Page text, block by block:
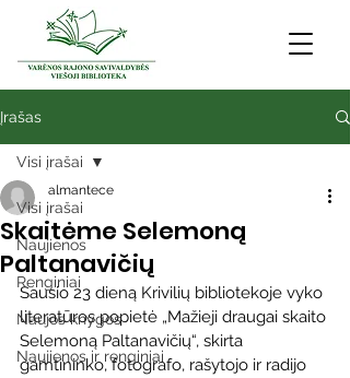
Įrašas
Visi įrašai
Naujienos
Renginiai
Naujos knygos
Naujienos ir renginiai
Visi įrašai
Skaitėme Selemoną
Paltanavičių
almantece
Sausio 23 dieną Krivilių bibliotekoje vyko
literatūros popietė „Mažieji draugai skaito
Selemoną Paltanavičių“, skirta
gamtininko, fotografo, rašytojo ir radijo